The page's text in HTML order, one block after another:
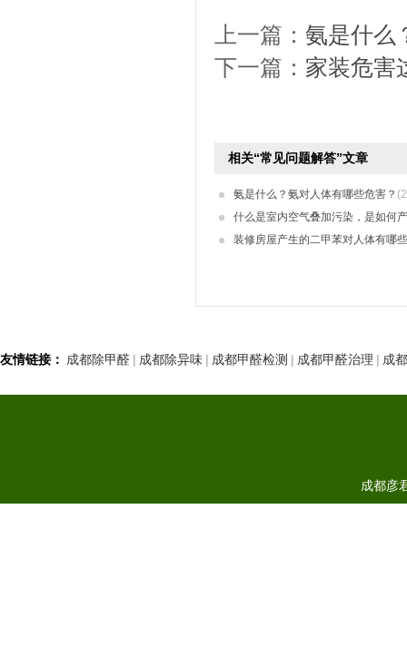
上一篇： 氨是什么
下一篇： 家装危害
相关“常见问题解答”文章
氨是什么？氨对人体有哪些危害？
什么是室内空气叠加污染，是如何
装修房屋产生的二甲苯对人体有哪
友情链接： 成都除甲醛 | 成都除异味 | 成都甲醛检测 | 成都甲醛治理 | 成
成都彦